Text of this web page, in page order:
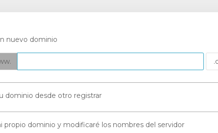
nuevo dominio
dominio desde otro registrar
propio dominio y modificaré los nombres del servidor